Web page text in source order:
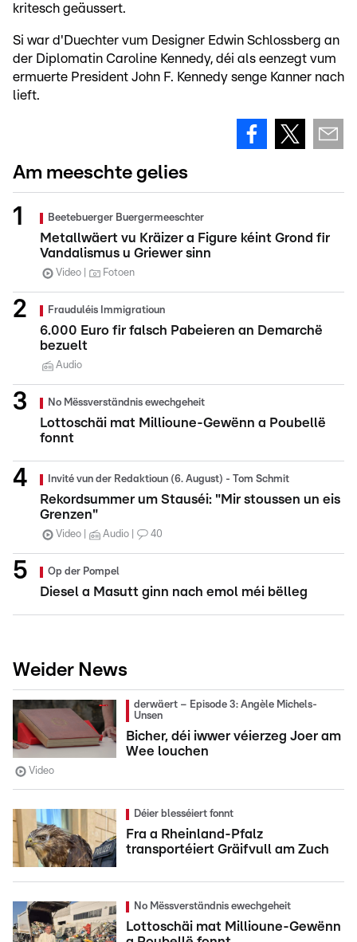
kritesch geäussert.
Si war d'Duechter vum Designer Edwin Schlossberg an
der Diplomatin Caroline Kennedy, déi als eenzegt vum
ermuerte President John F. Kennedy senge Kanner nach
lieft.
Am meeschte gelies
Beetebuerger Buergermeeschter
Metallwäert vu Kräizer a Figure kéint Grond fir
Vandalismus u Griewer sinn
Video Fotoen
Frauduléis Immigratioun
6.000 Euro fir falsch Pabeieren an Demarchë
bezuelt
Audio
No Mëssverständnis ewechgeheit
Lottoschäi mat Millioune-Gewënn a Poubellë
fonnt
Invité vun der Redaktioun (6. August) - Tom Schmit
Rekordsummer um Stauséi: "Mir stoussen un eis
Grenzen"
Video Audio 40
Op der Pompel
Diesel a Masutt ginn nach emol méi bëlleg
Weider News
derwäert – Episode 3: Angèle Michels-
Unsen
Bicher, déi iwwer véierzeg Joer am
Wee louchen
Video
Déier blesséiert fonnt
Fra a Rheinland-Pfalz
transportéiert Gräifvull am Zuch
No Mëssverständnis ewechgeheit
Lottoschäi mat Millioune-Gewënn